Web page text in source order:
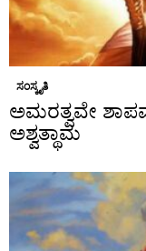
ಸಂಸ್ಕೃತಿ
ಅಮರತ್ವವೇ
ಅಶ್ವತ್ಥಾಮ